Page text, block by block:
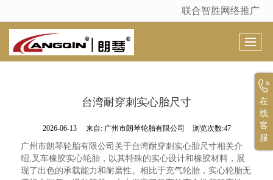
很遗憾，因您的浏览器版本过低导致无法获得最佳浏览体验，推荐下载安装谷歌浏览器！
联合智胜网络推广
台湾耐穿刺实心胎尺寸
2026-06-13 来自: 广州市朗琴轮胎有限公司 浏览次数:47
广州市朗琴轮胎有限公司关于台湾耐穿刺实心胎尺寸相关介
绍,叉车橡胶实心轮胎，以其特殊的实心设计和橡胶材料，展
现了出色的承载能力和耐磨性。相比于充气轮胎，实心轮胎无
在
线
客
服